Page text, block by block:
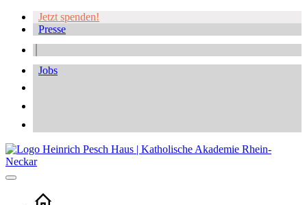
Jetzt spenden!
Presse
Jobs